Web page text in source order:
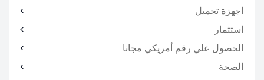
اجهزة تجميل
استثمار
الحصول علي رقم أمريكي مجانا
الصحة